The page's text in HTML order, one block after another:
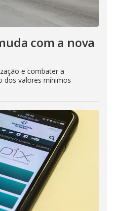
com a nova
e combater a
dos valores mínimos